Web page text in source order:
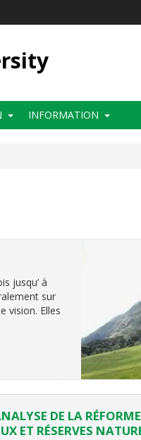
INFORMATION
jusqu’ à
sur
vision. Elles
DE LA RÉFORME
ET RÉSERVES